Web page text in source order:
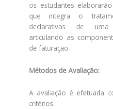
os estudantes
que integra o
declarativas de uma
articulando as
de faturação.
Métodos de Avaliação:
A avaliação é efetuada
critérios: